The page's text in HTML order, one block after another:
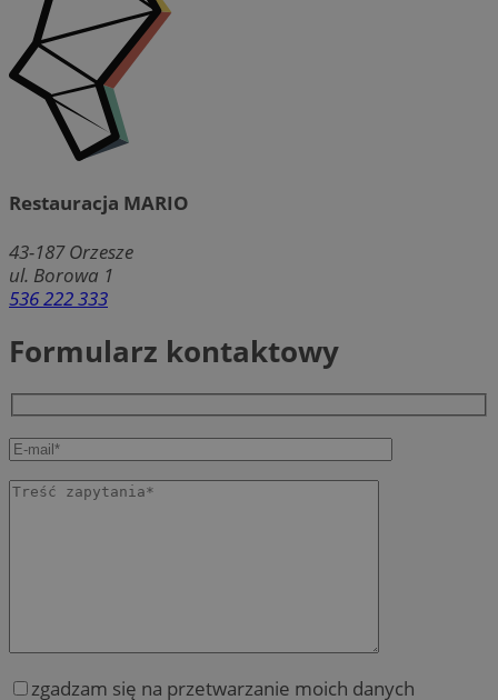
Restauracja MARIO
43-187 Orzesze
ul. Borowa 1
536 222 333
Formularz kontaktowy
zgadzam się na przetwarzanie moich danych